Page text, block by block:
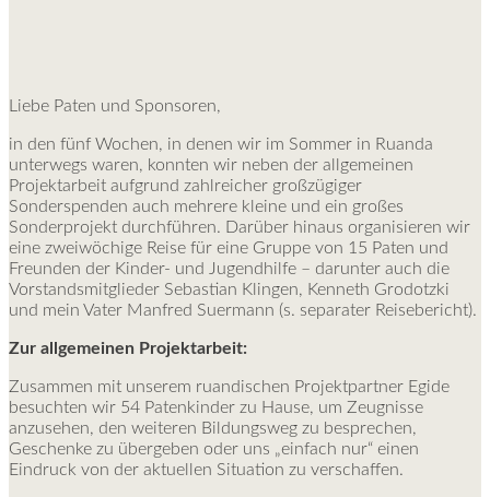
Liebe Paten und Sponsoren,
in den fünf Wochen, in denen wir im Sommer in Ruanda
unterwegs waren, konnten wir neben der allgemeinen
Projektarbeit aufgrund zahlreicher großzügiger
Sonderspenden auch mehrere kleine und ein großes
Sonderprojekt durchführen. Darüber hinaus organisieren wir
eine zweiwöchige Reise für eine Gruppe von 15 Paten und
Freunden der Kinder- und Jugendhilfe – darunter auch die
Vorstandsmitglieder Sebastian Klingen, Kenneth Grodotzki
und mein Vater Manfred Suermann (s. separater Reisebericht).
Zur allgemeinen Projektarbeit:
Zusammen mit unserem ruandischen Projektpartner Egide
besuchten wir 54 Patenkinder zu Hause, um Zeugnisse
anzusehen, den weiteren Bildungsweg zu besprechen,
Geschenke zu übergeben oder uns „einfach nur“ einen
Eindruck von der aktuellen Situation zu verschaffen.